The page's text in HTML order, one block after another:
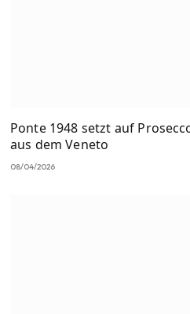
Ponte 1948 setzt auf
aus dem Veneto
08/04/2026